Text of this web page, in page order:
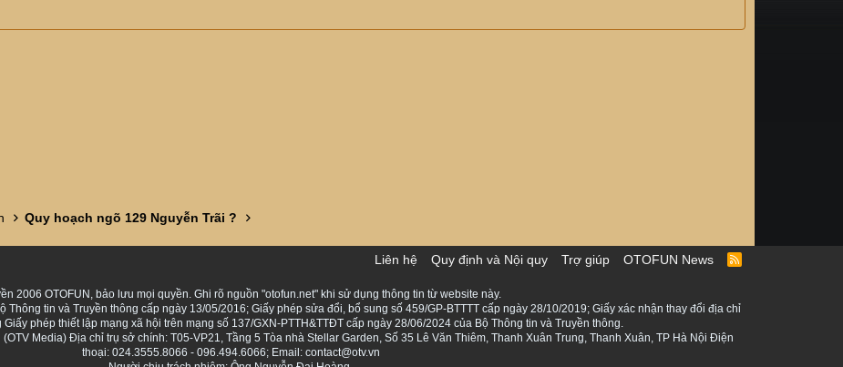
Quy hoạch ngõ 129 Nguyễn Trãi ?
Liên hệ Quy định và Nội quy Trợ giúp OTOFUN News
R
2006 OTOFUN, bảo lưu mọi quyền. Ghi rõ nguồn "otofun.net" khi sử dụng thông tin từ website này.
Thông tin và Truyền thông cấp ngày 13/05/2016; Giấy phép sửa đổi, bổ sung số 459/GP-BTTTT cấp ngày 28/10/2019; Giấy xác nhận thay đổi địa chỉ
phép thiết lập mạng xã hội trên mạng số 137/GXN-PTTH&TTĐT cấp ngày 28/06/2024 của Bộ Thông tin và Truyền thông.
Media) Địa chỉ trụ sở chính: T05-VP21, Tầng 5 Tòa nhà Stellar Garden, Số 35 Lê Văn Thiêm, Thanh Xuân Trung, Thanh Xuân, TP Hà Nội Điện
thoại: 024.3555.8066 - 096.494.6066; Email: contact@otv.vn